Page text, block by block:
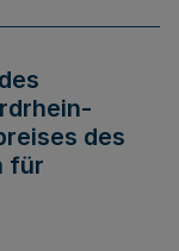
des
für